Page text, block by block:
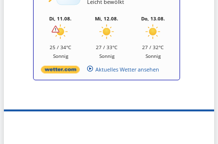
Leicht bewölkt
Di, 11.08.
25 / 34°C
Sonnig
Mi, 12.08.
27 / 33°C
Sonnig
Do, 13.08.
27 / 32°C
Sonnig
Aktuelles Wetter ansehen